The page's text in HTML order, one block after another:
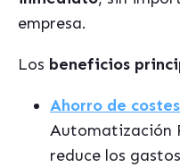
empresa.
Los beneficios
Ahorro de costes
Automatización
reduce los